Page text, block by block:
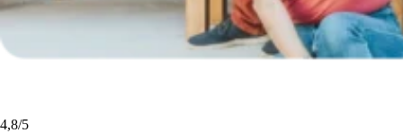
4,8/5